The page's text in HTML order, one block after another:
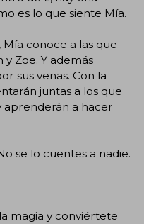
es lo que siente Mía.
conoce a las que
y Zoe. Y además
sus venas. Con la
juntas a los que
aprenderán a hacer
se lo cuentes a nadie.
magia y conviértete